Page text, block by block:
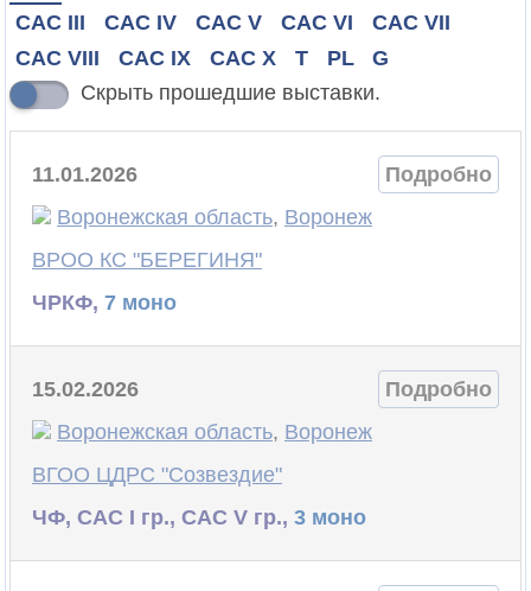
CAC III
CAC IV CAC V CAC VI
CAC VII
CAC VIII
CAC IX CAC X T PL
G
Скрыть прошедшие выставки.
11.01.2026
Подробно
Воронежская область, Воронеж
ВРОО КС "БЕРЕГИНЯ"
ЧРКФ, 7 моно
15.02.2026
Подробно
Воронежская область, Воронеж
ВГОО ЦДРС "Созвездие"
ЧФ, САС I гр., САС V гр., 3 моно